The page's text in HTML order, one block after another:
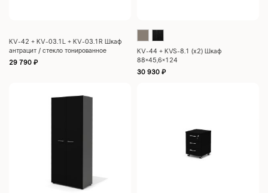
KV-42 + KV-03.1L + KV-03.1R Шкаф
антрацит / стекло тонированное
88×46,2×83
29 790 ₽
KV-44 + KVS-8.1 (x2) Шкаф
88×45,6×124
30 930 ₽